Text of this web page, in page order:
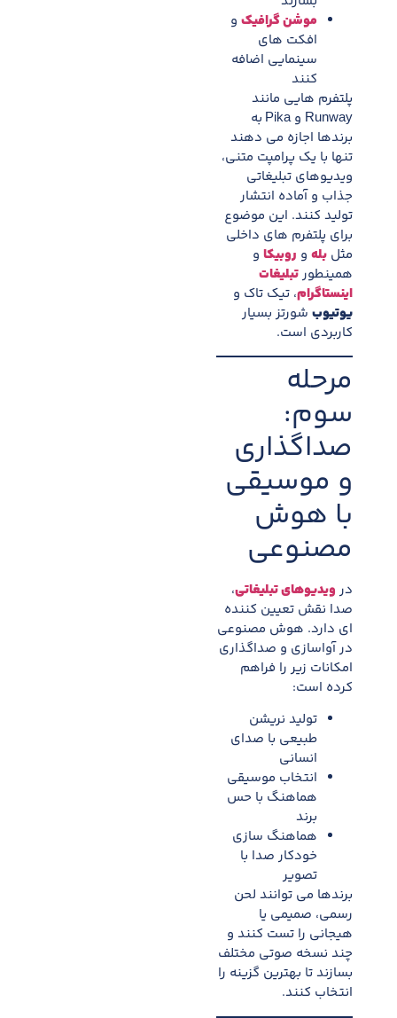
موشن گرافیک و
افکت های
سینمایی اضافه
کنند
پلتفرم هایی مانند
Runway و Pika به
برندها اجازه می دهند
تنها با یک پرامپت متنی،
ویدیوهای تبلیغاتی
جذاب و آماده انتشار
تولید کنند. این موضوع
برای پلتفرم های داخلی
مثل بله و روبیکا و
همینطور تبلیغات
اینستاگرام، تیک تاک و
یوتیوب شورتز بسیار
کاربردی است.
مرحله
سوم:
صداگذاری
و موسیقی
با هوش
مصنوعی
درویدیوهای تبلیغاتی،
صدا نقش تعیین کننده
ای دارد. هوش مصنوعی
در آواسازی و صداگذاری
امکانات زیر را فراهم
کرده است:
تولید نریشن
طبیعی با صدای
انسانی
انتخاب موسیقی
هماهنگ با حس
برند
هماهنگ سازی
خودکار صدا با
تصویر
برندها می توانند لحن
رسمی، صمیمی یا
هیجانی را تست کنند و
چند نسخه صوتی مختلف
بسازند تا بهترین گزینه را
انتخاب کنند.